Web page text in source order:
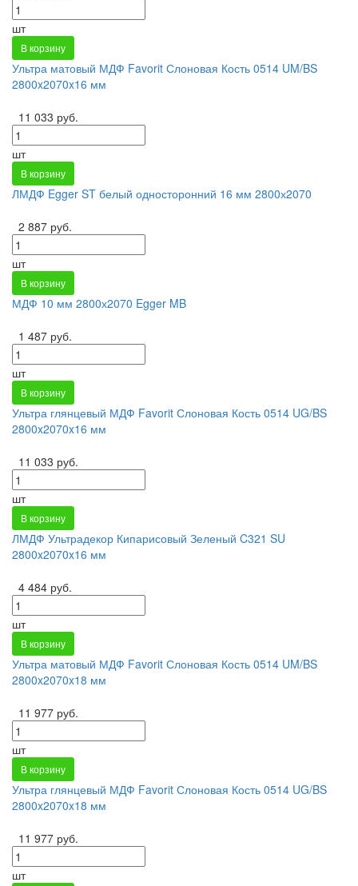
шт
В корзину
Ультра матовый МДФ Favorit Слоновая Кость 0514 UM/BS
2800x2070x16 мм
11 033 руб.
шт
В корзину
ЛМДФ Egger ST белый односторонний 16 мм 2800х2070
2 887 руб.
шт
В корзину
МДФ 10 мм 2800х2070 Egger MB
1 487 руб.
шт
В корзину
Ультра глянцевый МДФ Favorit Слоновая Кость 0514 UG/BS
2800x2070x16 мм
11 033 руб.
шт
В корзину
ЛМДФ Ультрадекор Кипарисовый Зеленый C321 SU
2800x2070x16 мм
4 484 руб.
шт
В корзину
Ультра матовый МДФ Favorit Слоновая Кость 0514 UM/BS
2800x2070x18 мм
11 977 руб.
шт
В корзину
Ультра глянцевый МДФ Favorit Слоновая Кость 0514 UG/BS
2800x2070x18 мм
11 977 руб.
шт